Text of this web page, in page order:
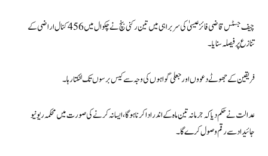
چیف جسٹس قاضی فائز عیسیٰ کی سربراہی میں تین رکنی بنچ نے چکوال میں 456 کنال اراضی کے
تنازع پر فیصلہ سنایا۔
فریقین کے جھوٹے دعووں اور جعلی گواہوں کی وجہ سے کیس برسوں تک لٹکتا رہا۔
عدالت نے حکم دیا کہ جرمانہ تین ماہ کے اندر ادا کرنا ہوگا، ایسا نہ کرنے کی صورت میں محکمہ ریونیو
جائیداد سے رقم وصول کرے گا۔